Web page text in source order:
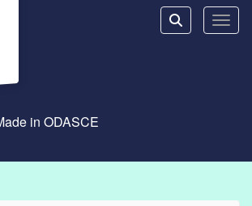
Rechercher
in ODASCE